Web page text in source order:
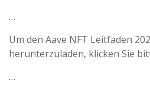
…
Um den Aave NFT Leitfaden
herunterzuladen, klicken Sie
…